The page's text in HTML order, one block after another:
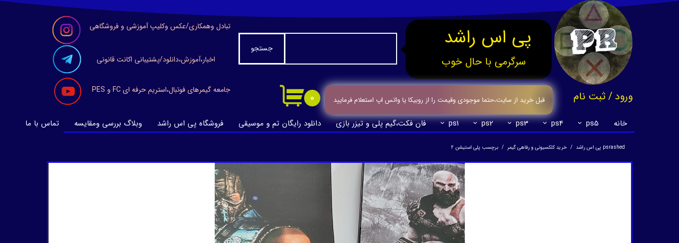
خانه ps5
ps4
ps3
ps2
ps1 فان فکت،گیم پلی و تیزر بازی دانلود رایگان تم و موسیقی فروشگاه پی اس راشد وبلاگ بررسی ومقایسه تماس با ما
جامعه گیمرهای فوتبال،استریم حرفه ای FC و PES
تبادل وهمکاری/عکس وکلیپ آموزشی و فروشگاهی
اخبار،آموزش،دانلود/پشتیبانی اکانت قانونی
ورود/ ثبت نام
حساب کاربری من
سفارشات
جستجو پی اس راشد
سرگرمی با حال خوب
۰ قبل خرید از سایت،حتما موجودی وقیمت را از روبیکا یا واتس اپ استعلام فرمایید
psrashed پی اس راشد خرید کلکسیونی و رفاهی گیمر برچسب پلی استیشن 2